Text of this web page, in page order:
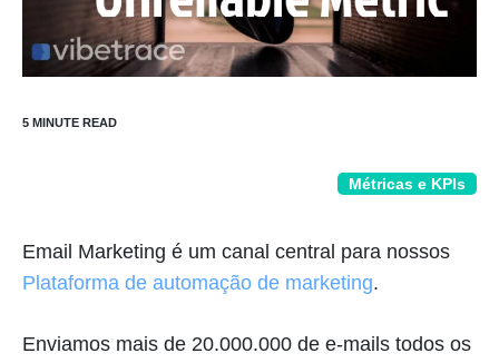
Métricas e KPIs
Email Marketing é um canal central para nossos
Plataforma de automação de marketing.
Enviamos mais de 20.000.000 de e-mails todos os